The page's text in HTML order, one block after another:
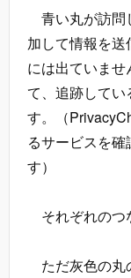
青い丸が訪問
加して情報を
には出ていま
て、追跡して
す。（
るサービスを
す）
それぞれのつ
ただ灰色の丸